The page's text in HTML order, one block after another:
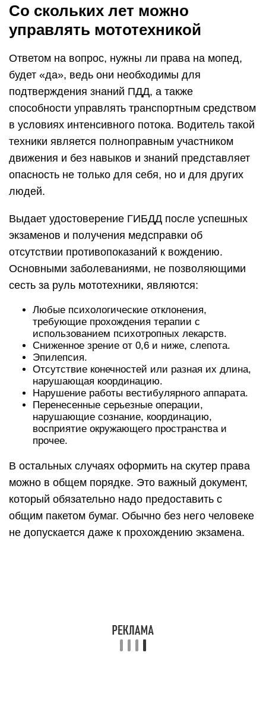
Со скольких лет можно
управлять мототехникой
Ответом на вопрос, нужны ли права на мопед,
будет «да», ведь они необходимы для
подтверждения знаний ПДД, а также
способности управлять транспортным средством
в условиях интенсивного потока. Водитель такой
техники является полноправным участником
движения и без навыков и знаний представляет
опасность не только для себя, но и для других
людей.
Выдает удостоверение ГИБДД после успешных
экзаменов и получения медсправки об
отсутствии противопоказаний к вождению.
Основными заболеваниями, не позволяющими
сесть за руль мототехники, являются:
Любые психологические отклонения,
требующие прохождения терапии с
использованием психотропных лекарств.
Сниженное зрение от 0,6 и ниже, слепота.
Эпилепсия.
Отсутствие конечностей или разная их длина,
нарушающая координацию.
Нарушение работы вестибулярного аппарата.
Перенесенные серьезные операции,
нарушающие сознание, координацию,
восприятие окружающего пространства и
прочее.
В остальных случаях оформить на скутер права
можно в общем порядке. Это важный документ,
который обязательно надо предоставить с
общим пакетом бумаг. Обычно без него человеке
не допускается даже к прохождению экзамена.